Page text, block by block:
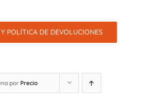
POLÍTICA DE DEVOLUCIONES
por Precio